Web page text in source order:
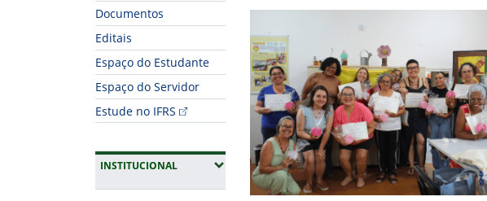
Documentos
Editais
Espaço do Estudante
Espaço do Servidor
Estude no IFRS
INSTITUCIONAL(EXPANDIR SUBMENUS)